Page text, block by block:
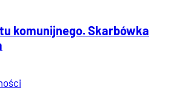
komunijnego. Skarbówka